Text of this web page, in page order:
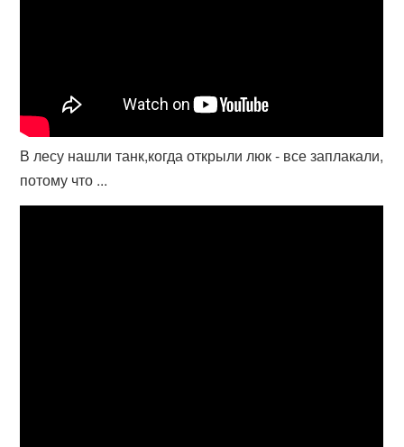
В лесу нашли танк,когда открыли люк - все заплакали,
потому что ...